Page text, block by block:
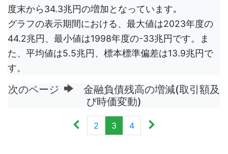
度末から34.3兆円の増加となっています｡
グラフの表示期間における、最大値は2023年度の
44.2兆円、最小値は1998年度の-33兆円です。ま
た、平均値は5.5兆円、標本標準偏差は13.9兆円で
す。
次のページ
金融負債残高の増減(取引額及
び時価変動)
2 3 4